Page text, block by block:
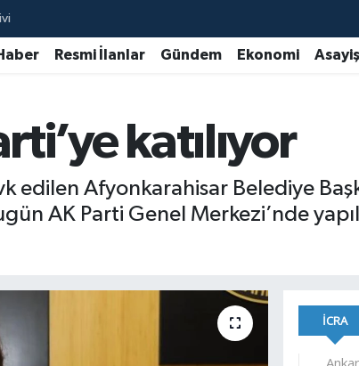
Resmi İlanlar Gündem Ekonomi Asayiş
katılıyor
edilen Afyonkarahisar Belediye
AK Parti Genel Merkezi’nde